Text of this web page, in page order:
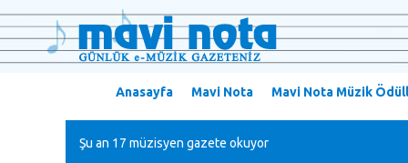
Anasayfa Mavi Nota Mavi Nota Müzik
Şu an 17 müzisyen gazete okuyor